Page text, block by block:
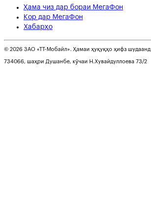
Ҳама чиз дар бораи МегаФон
Кор дар МегаФон
Хабарҳо
© 2026 ЗАО «ТТ-Мобайл». Ҳамаи ҳуқуқҳо ҳифз шудаанд
734066, шаҳри Душанбе, кӯчаи Н.Хувайдуллоева 73/2